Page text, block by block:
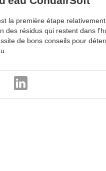
la première étape
des résidus qui restent dans
de bons conseils pour